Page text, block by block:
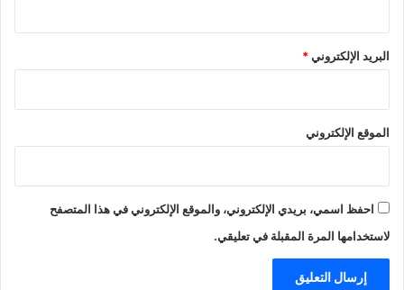
البريد الإلكتروني*
الموقع الإلكتروني
احفظ اسمي، بريدي الإلكتروني، والموقع الإلكتروني في هذا المتصفح
لاستخدامها المرة المقبلة في تعليقي.